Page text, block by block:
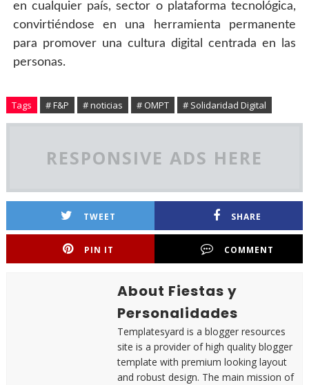
en cualquier país, sector o plataforma tecnológica,
convirtiéndose en una herramienta permanente
para promover una cultura digital centrada en las
personas.
Tags # F&P # noticias # OMPT # Solidaridad Digital
RESPONSIVE ADS HERE
TWEET SHARE
PIN IT COMMENT
About Fiestas y
Personalidades
Templatesyard is a blogger resources
site is a provider of high quality blogger
template with premium looking layout
and robust design. The main mission of